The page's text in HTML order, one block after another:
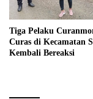
Tiga Pelaku
Curas di Kecamatan
Kembali Bereaksi